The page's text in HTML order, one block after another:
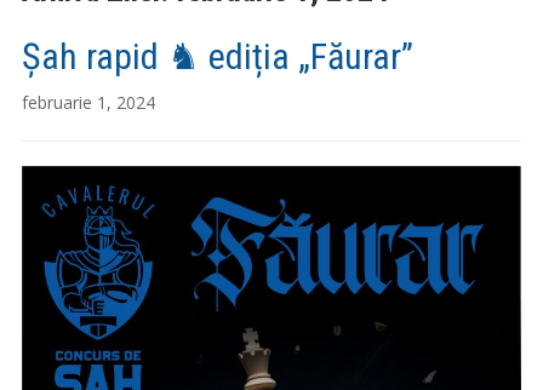
Șah rapid ♞ ediția „Făurar”
februarie 1, 2024